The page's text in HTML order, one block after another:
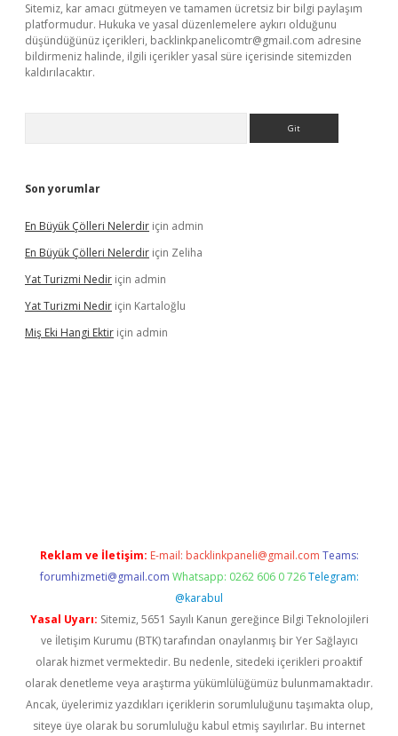
Sitemiz, kar amacı gütmeyen ve tamamen ücretsiz bir bilgi paylaşım
platformudur. Hukuka ve yasal düzenlemelere aykırı olduğunu
düşündüğünüz içerikleri, backlinkpanelicomtr@gmail.com adresine
bildirmeniz halinde, ilgili içerikler yasal süre içerisinde sitemizden
kaldırılacaktır.
Son yorumlar
En Büyük Çölleri Nelerdir için admin
En Büyük Çölleri Nelerdir için Zeliha
Yat Turizmi Nedir için admin
Yat Turizmi Nedir için Kartaloğlu
Miş Eki Hangi Ektir için admin
Reklam ve İletişim: E-mail: backlinkpaneli@gmail.com Teams:
forumhizmeti@gmail.com Whatsapp: 0262 606 0 726 Telegram:
@karabul
Yasal Uyarı: Sitemiz, 5651 Sayılı Kanun gereğince Bilgi Teknolojileri
ve İletişim Kurumu (BTK) tarafından onaylanmış bir Yer Sağlayıcı
olarak hizmet vermektedir. Bu nedenle, sitedeki içerikleri proaktif
olarak denetleme veya araştırma yükümlülüğümüz bulunmamaktadır.
Ancak, üyelerimiz yazdıkları içeriklerin sorumluluğunu taşımakta olup,
siteye üye olarak bu sorumluluğu kabul etmiş sayılırlar. Bu internet